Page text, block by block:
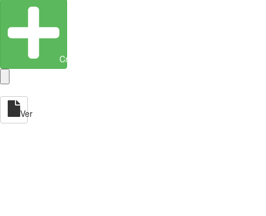
Crear entidad
Ver